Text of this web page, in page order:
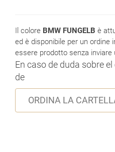
Il colore BMW FUNGELB è
ed è disponibile per un ordine
essere prodotto senza inviare
En caso de duda sobre
de
ORDINA LA